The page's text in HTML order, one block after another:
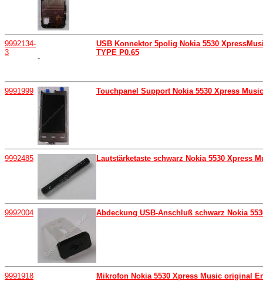
9992134-
3
-
USB Konnektor 5polig Nokia 5530
TYPE P0.65
9991999 Touchpanel Support Nokia 5530 Xpress
9992485 Lautstärketaste schwarz Nokia 5530 Xpress
9992004 Abdeckung USB-Anschluß schwarz Nokia
9991918
Mikrofon Nokia 5530 Xpress Music original